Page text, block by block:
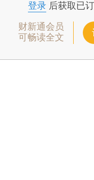
登录后获取已
财新通会员
可畅读全文